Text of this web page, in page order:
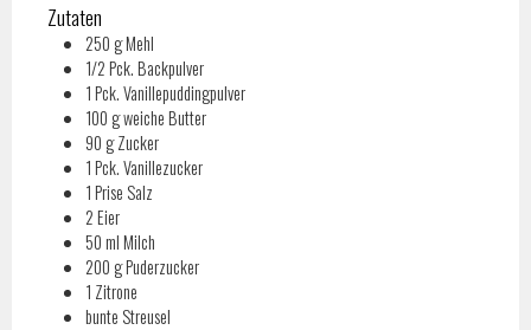
Zutaten
250 gMehl
1/2 Pck. Backpulver
1 Pck. Vanillepuddingpulver
100 gweiche Butter
90 gZucker
1 Pck. Vanillezucker
1 Prise Salz
2 Eier
50 ml Milch
200 gPuderzucker
1 Zitrone
bunte Streusel